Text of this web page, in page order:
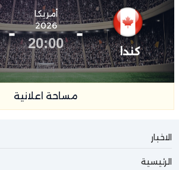
كندا
-
أمريكا
2026
20:00
-
مساحة اعلانية
الاخبار
الرئيسية